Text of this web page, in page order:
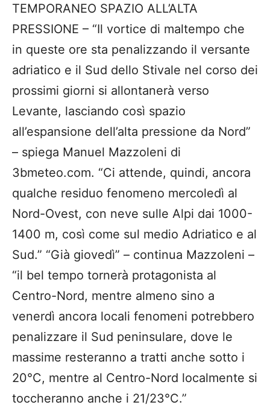
TEMPORANEO SPAZIO ALL’ALTA
PRESSIONE – “Il vortice di maltempo che
in queste ore sta penalizzando il versante
adriatico e il Sud dello Stivale nel corso dei
prossimi giorni si allontanerà verso
Levante, lasciando così spazio
all’espansione dell’alta pressione da Nord”
– spiega Manuel Mazzoleni di
3bmeteo.com. “Ci attende, quindi, ancora
qualche residuo fenomeno mercoledì al
Nord-Ovest, con neve sulle Alpi dai 1000-
1400 m, così come sul medio Adriatico e al
Sud.” “Già giovedì” – continua Mazzoleni –
“il bel tempo tornerà protagonista al
Centro-Nord, mentre almeno sino a
venerdì ancora locali fenomeni potrebbero
penalizzare il Sud peninsulare, dove le
massime resteranno a tratti anche sotto i
20°C, mentre al Centro-Nord localmente si
toccheranno anche i 21/23°C.”